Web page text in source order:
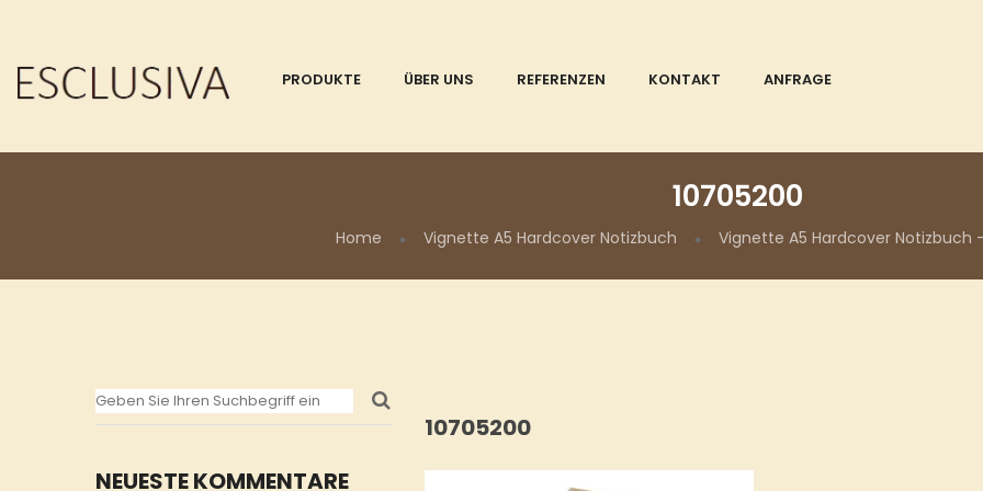
PRODUKTE ÜBER UNS REFERENZEN KONTAKT ANFRAGE
10705200
Home Vignette A5 Hardcover Notizbuch Vignette A5 Hardcover Notizbuch
NEUESTE KOMMENTARE
10705200